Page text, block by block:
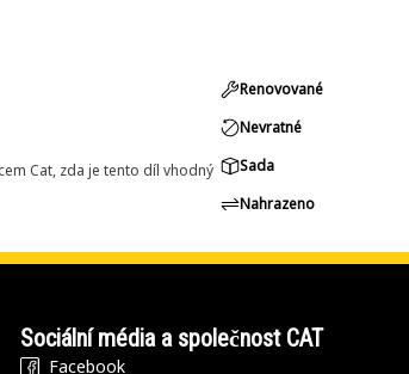
Cat, zda je tento díl vhodný
Renovované
Nevratné
Sada
Nahrazeno
Sociální média a společnost CAT
Facebook